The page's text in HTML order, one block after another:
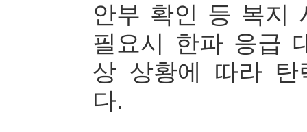
안부 확인 등 복지
필요시 한파 응급
상 상황에 따라 탄
다.